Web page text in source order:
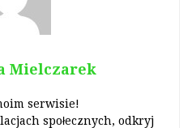
Mielczarek
serwisie!
społecznych, odkryj